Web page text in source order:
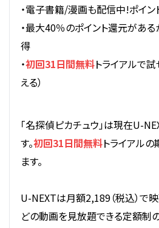
・電子書籍/漫画も配信中!ポイン
・最大40％のポイント還元がある
得
・初回31日間無料トライアルで試
える）
「名探偵ピカチュウ」は現在U-
す。初回31日間無料トライアル
ます。
U-NEXTは月額2,189（税込）で
どの動画を見放題できる定額制